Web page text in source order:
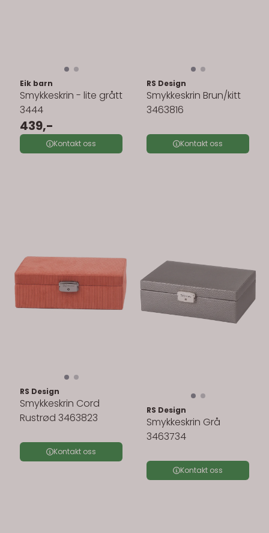
Eik barn
Smykkeskrin - lite grått
3444
439,-
Kontakt oss
RS Design
Smykkeskrin Brun/kitt
3463816
Kontakt oss
RS Design
Smykkeskrin Cord
Rustrød 3463823
Kontakt oss
RS Design
Smykkeskrin Grå
3463734
Kontakt oss